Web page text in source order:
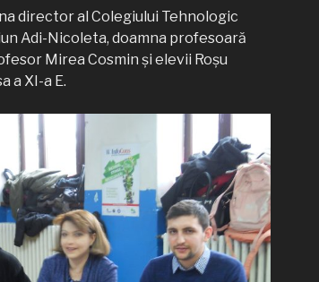
director al Colegiului Tehnologic
Adi-Nicoleta, doamna profesoară
Mirea Cosmin și elevii Roșu
a XI-a E.